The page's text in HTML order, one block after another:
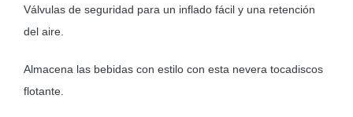
25,00 €.18,95 €.
Válvulas de seguridad para un inflado fácil y una retención
del aire.
Almacena las bebidas con estilo con esta nevera tocadiscos
flotante.